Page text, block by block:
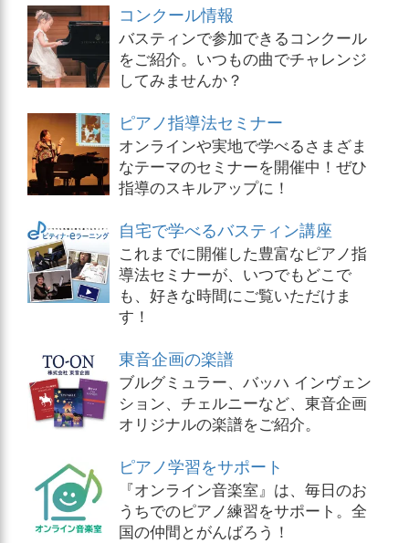
コンクール情報
バスティンで参加できるコンクール
をご紹介。いつもの曲でチャレンジ
してみませんか？
ピアノ指導法セミナー
オンラインや実地で学べるさまざま
なテーマのセミナーを開催中！ぜひ
指導のスキルアップに！
自宅で学べるバスティン講座
これまでに開催した豊富なピアノ指
導法セミナーが、いつでもどこで
も、好きな時間にご覧いただけま
す！
東音企画の楽譜
ブルグミュラー、バッハ インヴェン
ション、チェルニーなど、東音企画
オリジナルの楽譜をご紹介。
ピアノ学習をサポート
『オンライン音楽室』は、毎日のお
うちでのピアノ練習をサポート。全
国の仲間とがんばろう！